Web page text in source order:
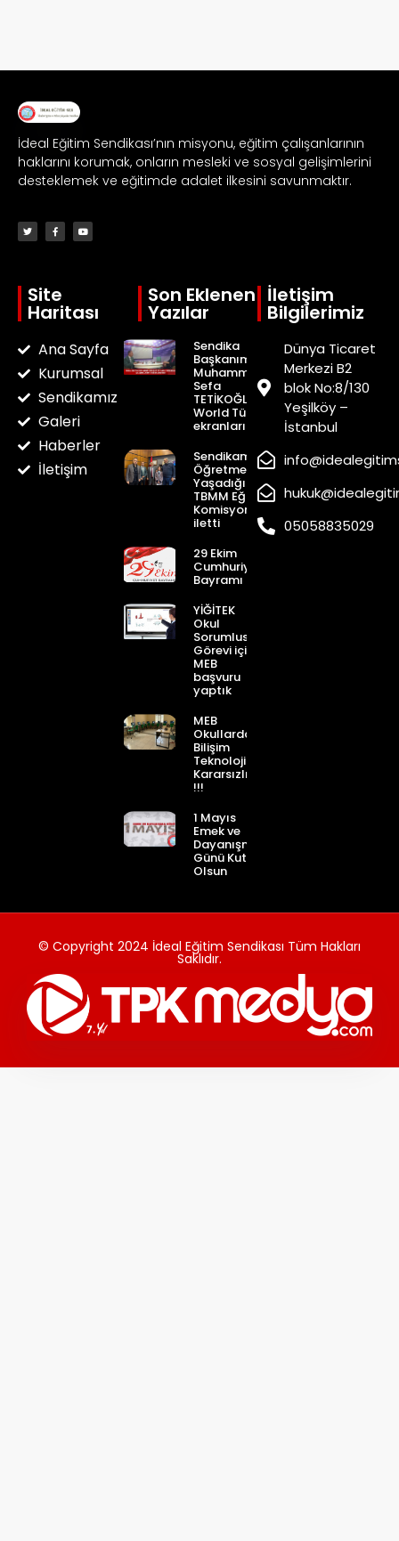
İdeal Eğitim Sendikası’nın misyonu, eğitim çalışanlarının
haklarını korumak, onların mesleki ve sosyal gelişimlerini
desteklemek ve eğitimde adalet ilkesini savunmaktır.
Site
Haritası
Ana Sayfa
Kurumsal
Sendikamız
Galeri
Haberler
İletişim
Son Eklenen
Yazılar
Sendika
Başkanımız
Muhammed
Sefa
TETİKOĞLU
World Türk Tv
ekranlarından
Sendikamız
Öğretmenlerimizin
Yaşadığı Sorunları
TBMM Eğitim
Komisyonuna
iletti
29 Ekim
Cumhuriyet
Bayramı
YİĞİTEK
Okul
Sorumlusu
Görevi için
MEB
başvuru
yaptık
MEB
Okullardaki
Bilişim
Teknolojileri
Kararsızlığı
!!!
1 Mayıs
Emek ve
Dayanışma
Günü Kutlu
Olsun
İletişim
Bilgilerimiz
Dünya Ticaret
Merkezi B2
blok No:8/130
Yeşilköy –
İstanbul
05058835029
© Copyright 2024 İdeal Eğitim Sendikası Tüm Hakları
Saklıdır.